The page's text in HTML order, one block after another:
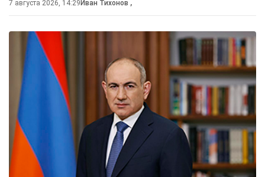
7 августа 2026, 14:29Иван Тихонов ,